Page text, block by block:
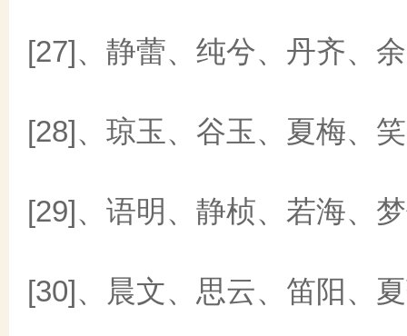
[27]、静蕾、纯兮、丹齐、
[28]、琼玉、谷玉、夏梅、
[29]、语明、静桢、若海、
[30]、晨文、思云、笛阳、